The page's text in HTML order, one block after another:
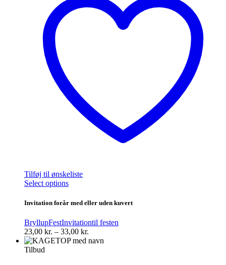
Tilføj til ønskeliste
Select optionsDette
har
varianter.
Mulighederne
kan
vælges
Invitation forår med eller uden kuvert
BryllupFestInvitationtil festen
23,00 kr. – 33,00 kr.
23,00 kr.
Tilbud